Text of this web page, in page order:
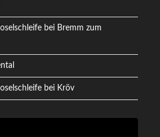
bei Bremm zum
bei Kröv